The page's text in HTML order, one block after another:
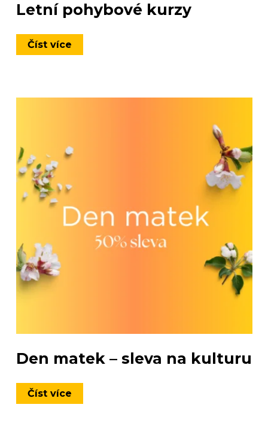
Letní pohybové kurzy
Číst více
Den matek – sleva na kulturu
Číst více